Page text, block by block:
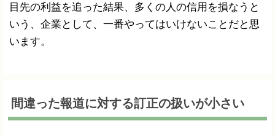
目先の利益を追った結果、多くの人の信用を損なうと
いう、企業として、一番やってはいけないことだと思
います。
間違った報道に対する訂正の扱いが小さい